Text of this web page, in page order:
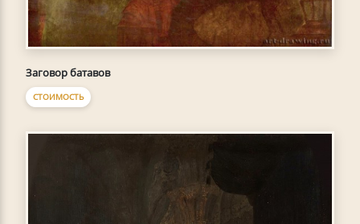
Заговор батавов
СТОИМОСТЬ